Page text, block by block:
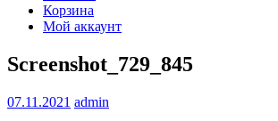
Корзина
Мой аккаунт
Screenshot_729_845
07.11.2021 admin